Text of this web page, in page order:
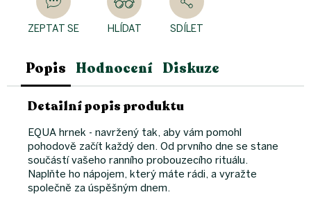
ZEPTAT SE HLÍDAT SDÍLET
Popis Hodnocení Diskuze
Detailní popis produktu
EQUA hrnek - navržený tak, aby vám pomohl
pohodově začít každý den. Od prvního dne se stane
součástí vašeho ranního probouzecího rituálu.
Naplňte ho nápojem, který máte rádi, a vyražte
společně za úspěšným dnem.